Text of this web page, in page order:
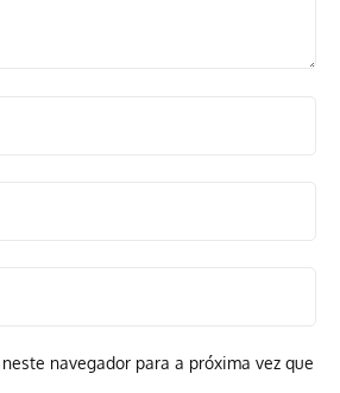
navegador para a próxima vez que